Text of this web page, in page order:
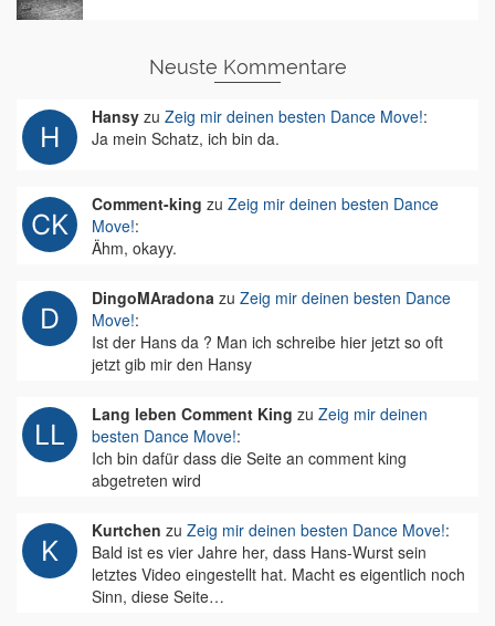
Neuste Kommentare
Hansy zu Zeig mir deinen besten Dance Move!:
Ja mein Schatz, ich bin da.
Comment-king zu Zeig mir deinen besten Dance
Move!:
Ähm, okayy.
DingoMAradona zu Zeig mir deinen besten Dance
Move!:
Ist der Hans da ? Man ich schreibe hier jetzt so oft
jetzt gib mir den Hansy
Lang leben Comment King zu Zeig mir deinen
besten Dance Move!:
Ich bin dafür dass die Seite an comment king
abgetreten wird
Kurtchen zu Zeig mir deinen besten Dance Move!:
Bald ist es vier Jahre her, dass Hans-Wurst sein
letztes Video eingestellt hat. Macht es eigentlich noch
Sinn, diese Seite…